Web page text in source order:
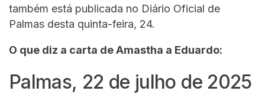
também está publicada no Diário Oficial de
Palmas desta quinta-feira, 24.
O que diz a carta de Amastha a Eduardo:
Palmas, 22 de julho de 2025